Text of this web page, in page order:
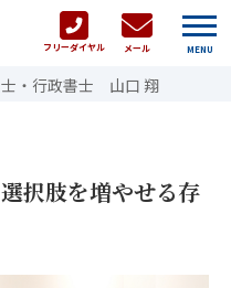
フリーダイヤル メール MENU
・行政書士 山口 翔
択肢を増やせる存